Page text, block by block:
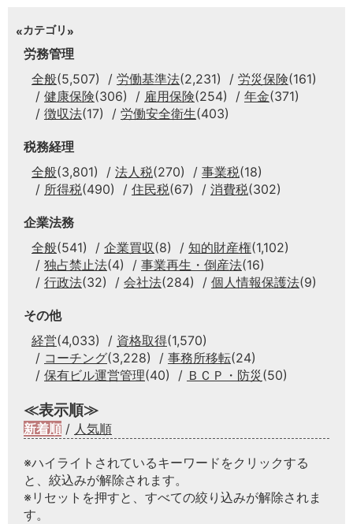
カテゴリ
労務管理
全般(5,507) 労働基準法(2,231) 労災保険(161)
健康保険(306) 雇用保険(254) 年金(371)
徴収法(17) 労働安全衛生(403)
税務経理
全般(3,801) 法人税(270) 事業税(18)
所得税(490) 住民税(67) 消費税(302)
企業法務
全般(541) 企業買収(8) 知的財産権(1,102)
独占禁止法(4) 事業再生・倒産法(16)
行政法(32) 会社法(284) 個人情報保護法(9)
その他
経営(4,033) 資格取得(1,570)
コーチング(3,228) 事務所移転(24)
保有ビル運営管理(40) ＢＣＰ・防災 (50)
≪表示順≫
新着順 / 人気順
※ハイライトされているキーワードをクリックする
と、絞込みが解除されます。
※リセットを押すと、すべての絞り込みが解除されま
す。